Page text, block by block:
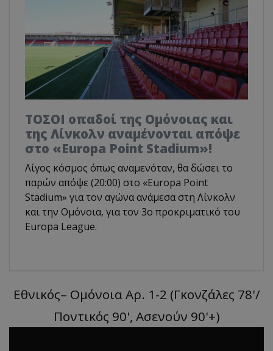
ΤΟΣΟΙ οπαδοί της Ομόνοιας και
της Λίνκολν αναμένονται απόψε
στο «Europa Point Stadium»!
Λίγος κόσμος όπως αναμενόταν, θα δώσει το
παρών απόψε (20:00) στο «Europa Point
Stadium» για τον αγώνα ανάμεσα στη Λίνκολν
και την Ομόνοια, για τον 3ο προκριματικό του
Europa League.
Εθνικός– Ομόνοια Αρ. 1-2 (Γκονζάλες 78'/
Ποντικός 90', Ασενούν 90'+)